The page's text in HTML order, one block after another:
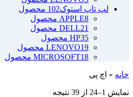
لپ تاپ استوک102 محصول
APPLE8 محصول
DELL21 محصول
HP35 محصول
LENOVO19 محصول
MICROSOFT18 محصول
خانه » اچ پی
نمایش 1–24 از 39 نتیجه